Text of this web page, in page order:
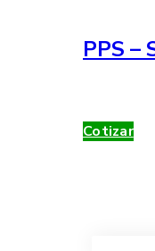
PPS –
Cotizar